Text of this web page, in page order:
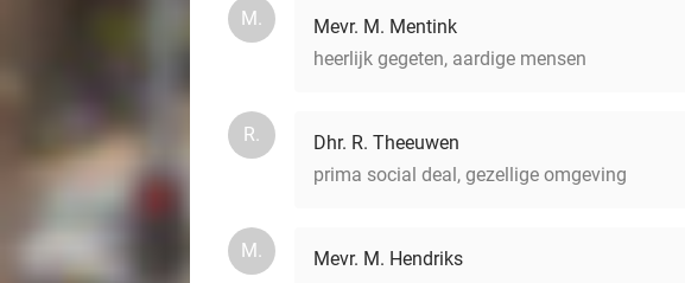
M.
Mevr. M. Mentink
heerlijk gegeten, aardige mensen
R.
Dhr. R. Theeuwen
prima social deal, gezellige omgeving
M.
Mevr. M. Hendriks